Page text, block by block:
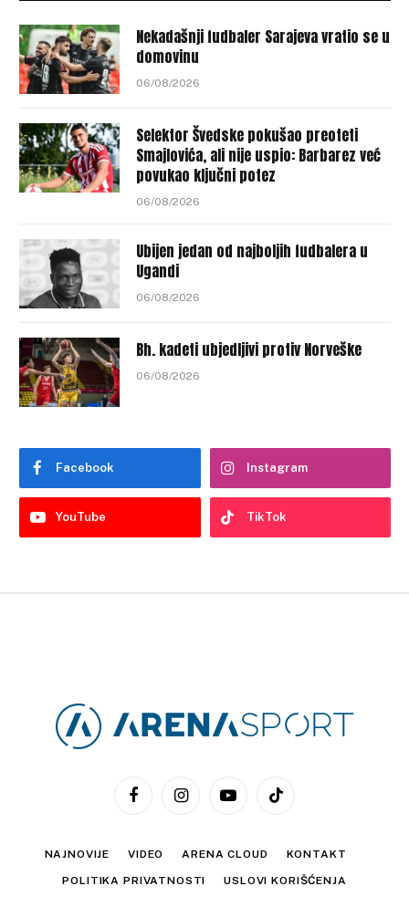
Nekadašnji fudbaler Sarajeva vratio se u
domovinu
06/08/2026
Selektor Švedske pokušao preoteti
Smajlovića, ali nije uspio: Barbarez već
povukao ključni potez
06/08/2026
Ubijen jedan od najboljih fudbalera u
Ugandi
06/08/2026
Bh. kadeti ubjedljivi protiv Norveške
06/08/2026
Facebook Instagram
YouTube TikTok
FacebookInstagramYouTubeTikTok
NAJNOVIJE VIDEO ARENA CLOUD KONTAKT
POLITIKA PRIVATNOSTI USLOVI KORIŠĆENJA